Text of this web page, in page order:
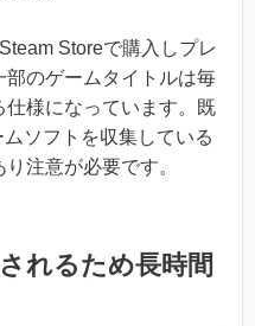
Storeで購入しプレ
のゲームタイトルは毎
仕様になっています。既
ソフトを収集している
注意が必要です。
れるため長時間